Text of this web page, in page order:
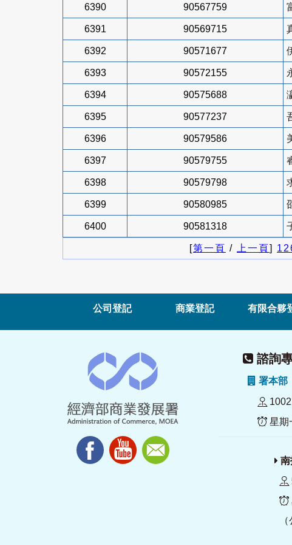
6390 90567759
6391 90569715
6392 90571677
6393 90572155
6394 90575688
6395 90577237
6396 90579586
6397 90579755
6398 90579798
6399 90580985
6400 90581318
[第一頁 / 上一頁]
公司登記 商業登記 有限合夥
諮詢
署本
星期
南